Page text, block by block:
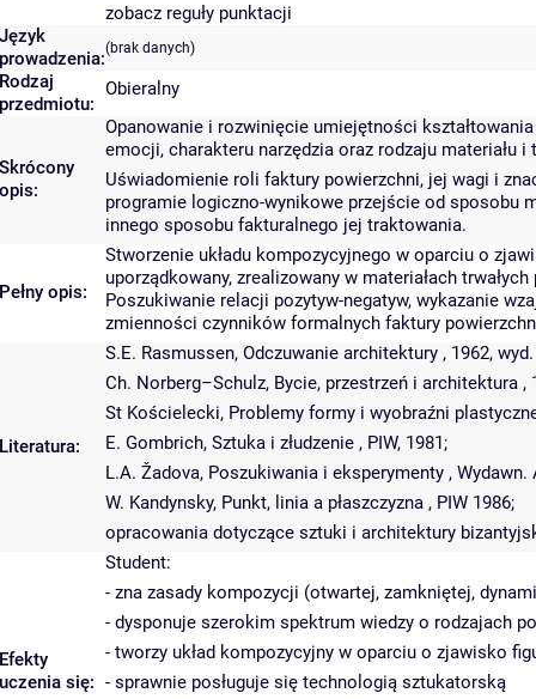
zobacz reguły punktacji
Język
prowadzenia:(brak danych)
Rodzaj
przedmiotu:
Obieralny
Skrócony
opis:
Opanowanie i rozwinięcie umiejętności
emocji, charakteru narzędzia oraz rodzaju materiału i
Uświadomienie roli faktury powierzchni, jej wagi i
programie logiczno-wynikowe przejście od sposobu
innego sposobu fakturalnego jej traktowania.
Pełny opis:
Stworzenie układu kompozycyjnego w oparciu o
uporządkowany, zrealizowany w materiałach
Poszukiwanie relacji pozytyw-negatyw, wykazanie
zmienności czynników formalnych faktury
Literatura:
S.E. Rasmussen, Odczuwanie architektury , 1962,
Ch. Norberg–Schulz, Bycie, przestrzeń i architektura ,
St Kościelecki, Problemy formy i wyobraźni
E. Gombrich, Sztuka i złudzenie , PIW, 1981;
L.A. Žadova, Poszukiwania i eksperymenty ,
W. Kandynsky, Punkt, linia a płaszczyzna , PIW 1986;
opracowania dotyczące sztuki i architektury
Efekty
uczenia się:
Student:
- zna zasady kompozycji (otwartej, zamkniętej,
- dysponuje szerokim spektrum wiedzy o rodzajach
- tworzy układ kompozycyjny w oparciu o zjawisko
- sprawnie posługuje się technologią sztukatorską